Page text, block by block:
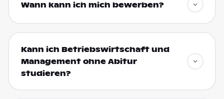
Wann kann ich mich bewerben?
Kann ich Betriebswirtschaft und
Management ohne Abitur
studieren?